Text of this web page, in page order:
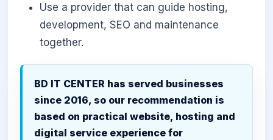
Use a provider that can guide hosting,
development, SEO and maintenance
together.
BD IT CENTER has served businesses
since 2016, so our recommendation is
based on practical website, hosting and
digital service experience for